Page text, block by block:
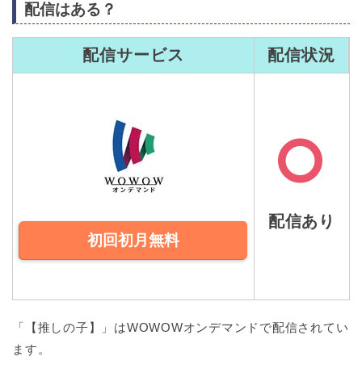
配信はある？
配信サービス 配信状況
初回初月無料
配信あり
「【推しの子】」はWOWOWオンデマンドで配信されてい
ます。